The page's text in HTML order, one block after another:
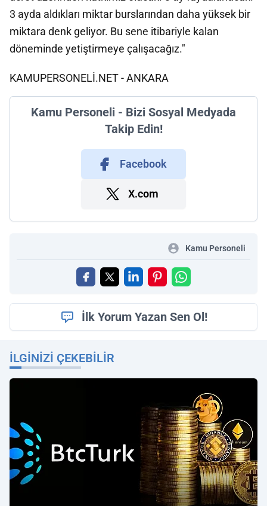
3 ayda aldıkları miktar burslarından daha yüksek bir
miktara denk geliyor. Bu sene itibariyle kalan
döneminde yetiştirmeye çalışacağız."
KAMUPERSONELİ.NET - ANKARA
Kamu Personeli - Bizi Sosyal Medyada
Takip Edin!
Facebook
X.com
Kamu Personeli
İlk Yorum Yazan Sen Ol!
İLGINIZI ÇEKEBILIR